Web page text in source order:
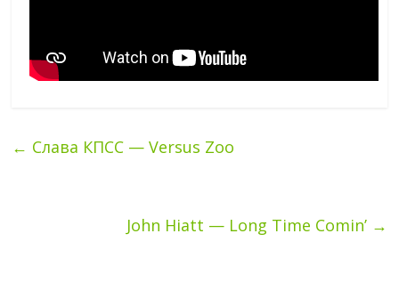
← Слава КПСС — Versus Zoo
John Hiatt — Long Time Comin’ →